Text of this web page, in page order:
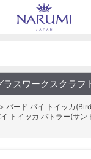
スワークスクラフ
> バード バイ トイッカ
イ トイッカ バトラー(サ